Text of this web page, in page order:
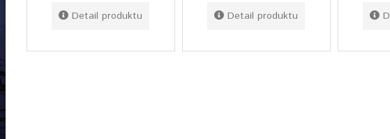
Detail produktu
Detail produktu